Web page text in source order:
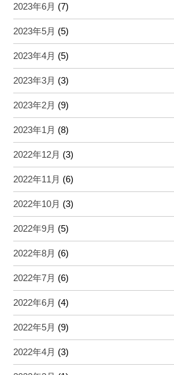
2023年6月 (7)
2023年5月 (5)
2023年4月 (5)
2023年3月 (3)
2023年2月 (9)
2023年1月 (8)
2022年12月 (3)
2022年11月 (6)
2022年10月 (3)
2022年9月 (5)
2022年8月 (6)
2022年7月 (6)
2022年6月 (4)
2022年5月 (9)
2022年4月 (3)